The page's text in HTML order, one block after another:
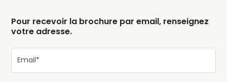
Pour recevoir la brochure par email, renseignez
votre adresse.